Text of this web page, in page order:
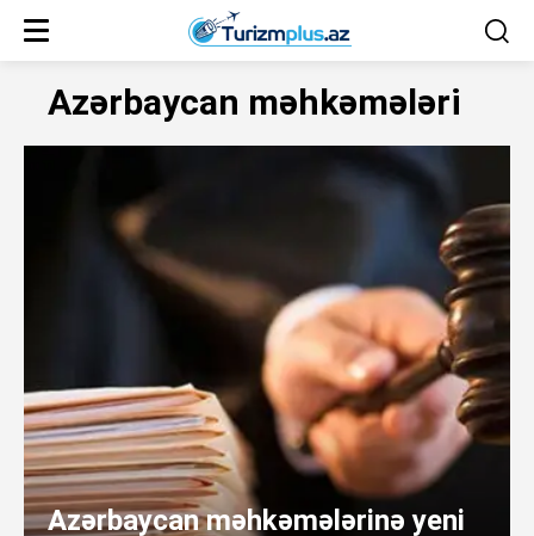
Azərbaycan məhkəmələri
Azərbaycan məhkəmələrinə yeni